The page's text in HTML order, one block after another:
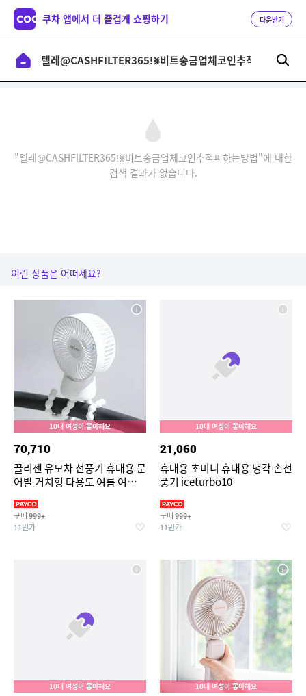
쿠차 앱에서 더 즐겁게 쇼핑하기 다운받기
"텔레@CASHFILTER365ǃ⨳비트송금업체코인추적피하는방법"에 대한
검색 결과가 없습니다.
이런 상품은 어떠세요?
10대 여성이 좋아해요
70,710
끌리젠 유모차 선풍기 휴대용 문
어발 거치형 다용도 여름 여행용
구매 999+
11번가
10대 여성이 좋아해요
21,060
휴대용 초미니 휴대용 냉각 손선
풍기 iceturbo10
구매 999+
11번가
10대 여성이 좋아해요 10대 여성이 좋아해요